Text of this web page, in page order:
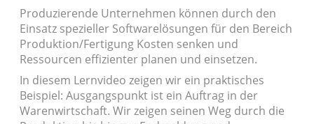
Produzierende Unternehmen können durch den
Einsatz spezieller Softwarelösungen für den Bereich
Produktion/Fertigung Kosten senken und
Ressourcen effizienter planen und einsetzen.
In diesem Lernvideo zeigen wir ein praktisches
Beispiel: Ausgangspunkt ist ein Auftrag in der
Warenwirtschaft. Wir zeigen seinen Weg durch die